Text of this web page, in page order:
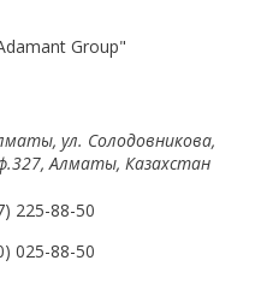
Group"
ул. Солодовникова,
Алматы, Казахстан
225-88-50
025-88-50